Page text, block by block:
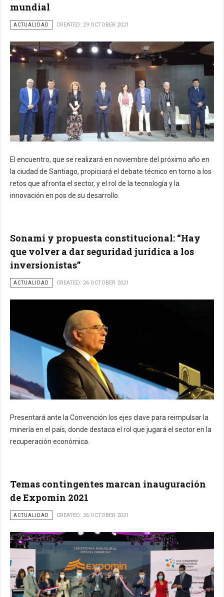
mundial
ACTUALIDAD CREATED: 29 OCTOBER 2021
El encuentro, que se realizará en noviembre del próximo año en
la ciudad de Santiago, propiciará el debate técnico en torno a los
retos que afronta el sector, y el rol de la tecnología y la
innovación en pos de su desarrollo.
Sonami y propuesta constitucional: “Hay
que volver a dar seguridad jurídica a los
inversionistas”
ACTUALIDAD CREATED: 26 OCTOBER 2021
Presentará ante la Convención los ejes clave para reimpulsar la
minería en el país, donde destaca el rol que jugará el sector en la
recuperación económica.
Temas contingentes marcan inauguración
de Expomin 2021
ACTUALIDAD CREATED: 26 OCTOBER 2021